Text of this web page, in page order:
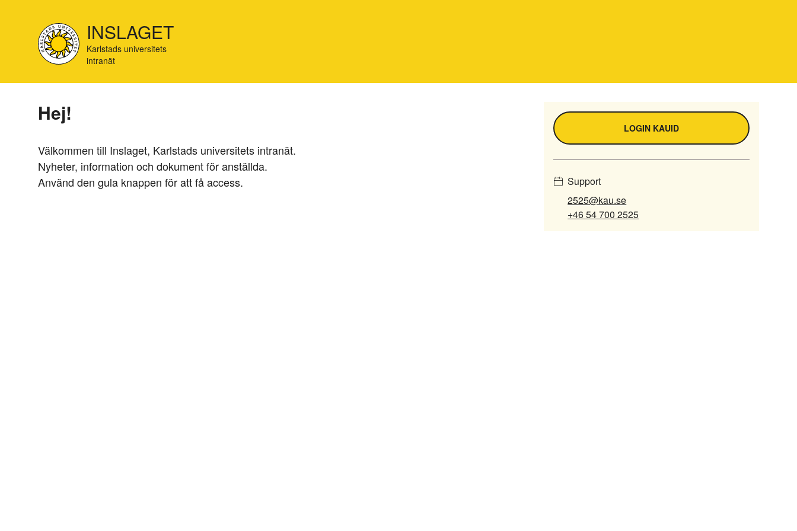
huvudinnehåll
INSLAGET
Karlstads universitets
intranät
Hej!
Välkommen till Inslaget, Karlstads universitets intranät.
Nyheter, information och dokument för anställda.
Använd den gula knappen för att få access.
LOGIN KAUID
Support
2525@kau.se
+46 54 700 2525